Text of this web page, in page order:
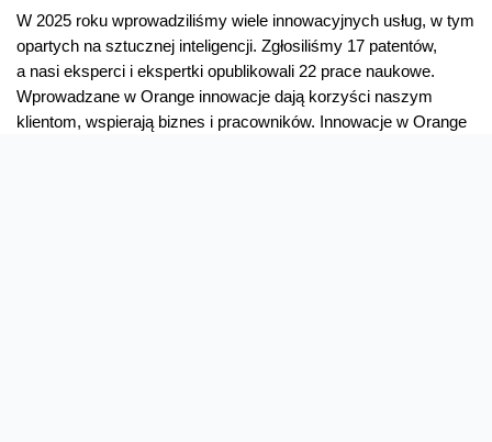
W 2025 roku wprowadziliśmy wiele innowacyjnych usług, w tym
opartych na sztucznej inteligencji. Zgłosiliśmy 17 patentów,
a nasi eksperci i ekspertki opublikowali 22 prace naukowe.
Wprowadzane w Orange innowacje dają korzyści naszym
klientom, wspierają biznes i pracowników. Innowacje w Orange